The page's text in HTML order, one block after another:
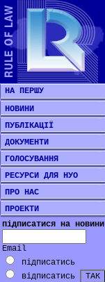
НА ПЕРШУ
НОВИНИ
ПУБЛІКАЦІЇ
ДОКУМЕНТИ
ГОЛОСУВАННЯ
РЕСУРСИ ДЛЯ НУО
ПРО НАС
ПРОЕКТИ
підписатися на новини
Email
підписатись
відписатись